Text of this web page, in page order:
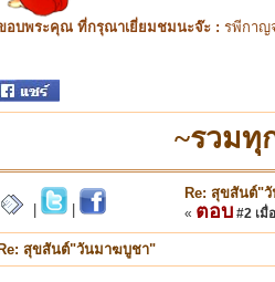
อบพระคุณ ที่กรุณาเยี่ยมชมนะจ๊ะ : รพีกาญ
~รวมทุ
Re: สุขสันต์"
« ตอบ #2 เมื่
Re: สุขสันต์"วันมาฆบูชา"